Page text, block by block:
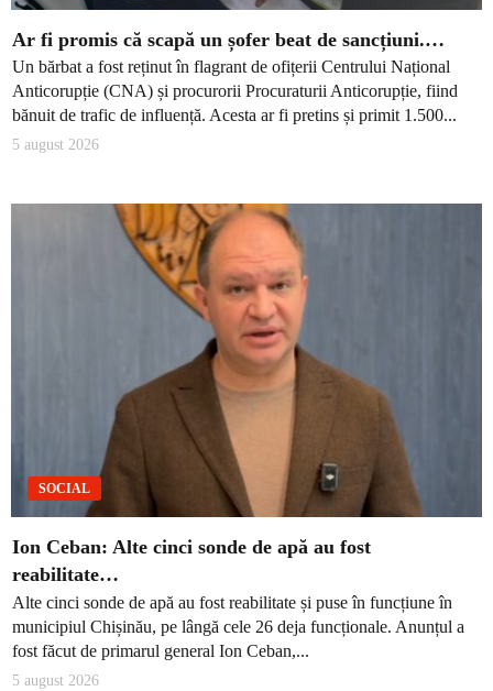
Ar fi promis că scapă un șofer beat de sancțiuni.…
Un bărbat a fost reținut în flagrant de ofițerii Centrului Național
Anticorupție (CNA) și procurorii Procuraturii Anticorupție, fiind
bănuit de trafic de influență. Acesta ar fi pretins și primit 1.500...
5 august 2026
SOCIAL
Ion Ceban: Alte cinci sonde de apă au fost
reabilitate…
Alte cinci sonde de apă au fost reabilitate și puse în funcțiune în
municipiul Chișinău, pe lângă cele 26 deja funcționale. Anunțul a
fost făcut de primarul general Ion Ceban,...
5 august 2026